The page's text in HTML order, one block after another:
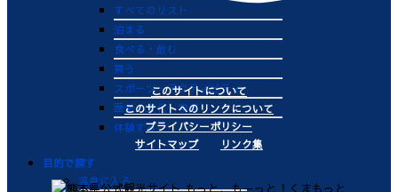
すべてのリスト
泊まる
食べる・飲む
買う
スポーツ・アクティビティ
歴史・文化・学ぶ
体験する
目的で探す
温泉に入る
このサイトについて
このサイトへのリンクについて
プライバシーポリシー
サイトマップ
リンク集